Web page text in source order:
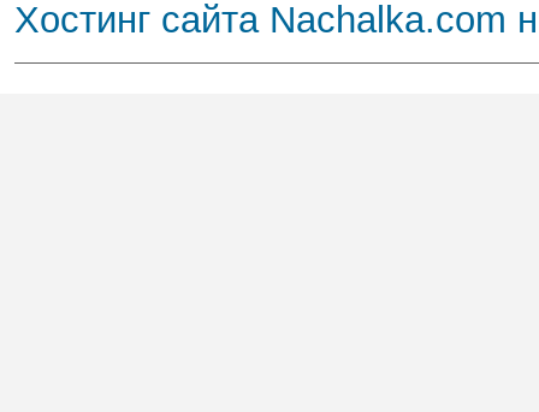
Хостинг сайта Nachalka.com